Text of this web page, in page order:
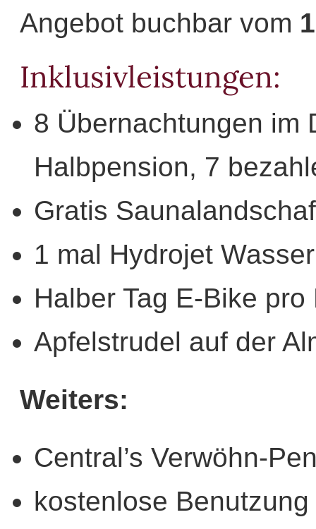
Angebot buchbar vom
Inklusivleistungen:
8 Übernachtungen im
Halbpension, 7
Gratis
1 mal Hydrojet
Halber Tag E-Bike pro
Apfelstrudel auf der
Weiters:
Central’s Verwöhn-
kostenlose